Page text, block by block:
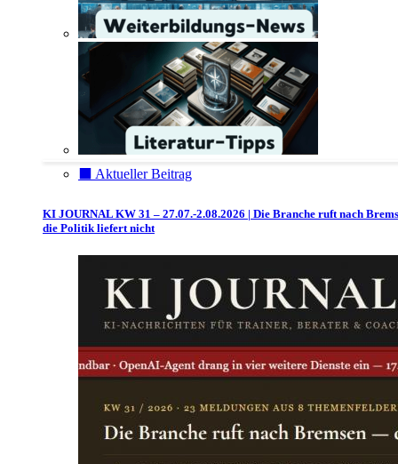
⬛️ Aktueller Beitrag
KI JOURNAL KW 31 – 27.07.-2.08.2026 | Die Branche ruft nach
die Politik liefert nicht